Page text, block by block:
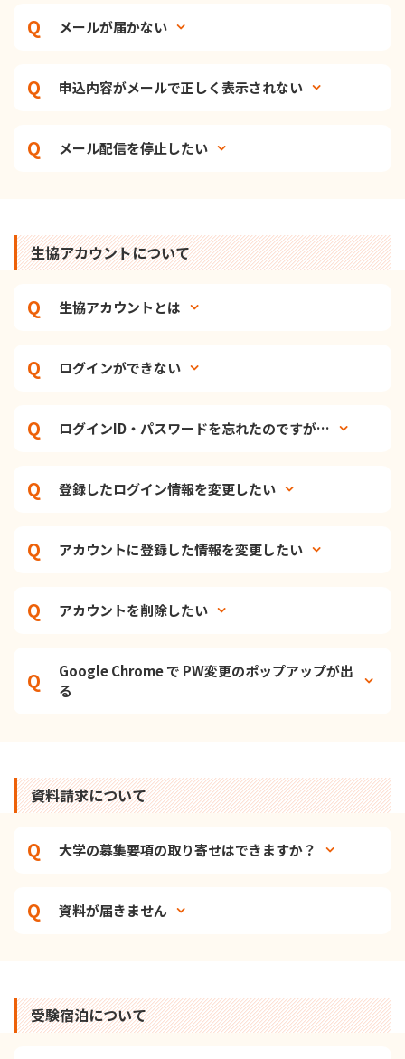
メールが届かない
申込内容がメールで正しく表示されない
メール配信を停止したい
生協アカウントについて
生協アカウントとは
ログインができない
ログインID・パスワードを忘れたのですが…
登録したログイン情報を変更したい
アカウントに登録した情報を変更したい
アカウントを削除したい
Google Chrome で PW変更のポップアップが出
る
資料請求について
大学の募集要項の取り寄せはできますか？
資料が届きません
受験宿泊について